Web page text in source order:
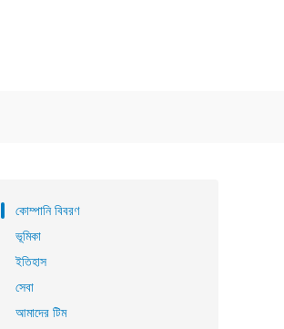
কোম্পানি বিবরণ
ভূমিকা
ইতিহাস
সেবা
আমাদের টিম